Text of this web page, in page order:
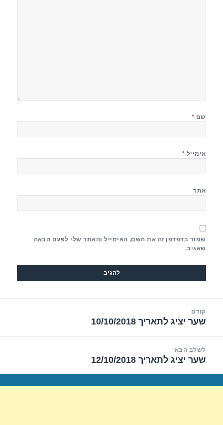
שם *
אימייל *
אתר
שמור בדפדפן זה את השם, האימייל והאתר שלי לפעם הבאה
שאגיב.
קודם
הפוסט
שער יציג לתאריך 10/10/2018
לשלב הבא
הפוסט
שער יציג לתאריך 12/10/2018